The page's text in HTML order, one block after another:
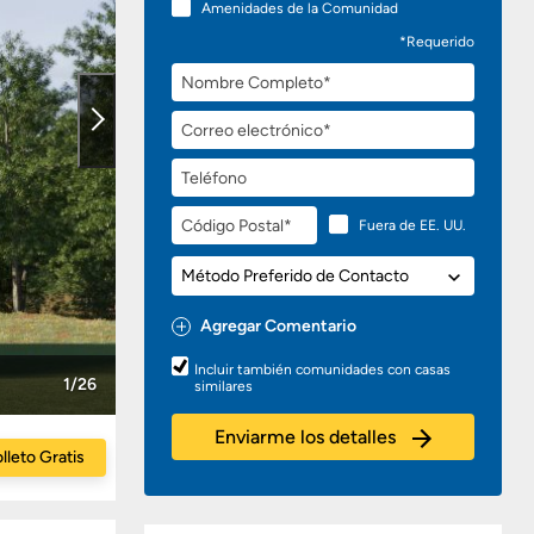
Amenidades de la Comunidad
*Requerido
Nombre
Completo
Correo
electrónico
Teléfono
Código
Postal
Fuera de EE. UU.
Método
Preferido
de
Contacto
Agregar Comentario
Preguntas
o
Comentarios
Incluir también comunidades con casas
similares
Enviarme los detalles
1/26
Gratis